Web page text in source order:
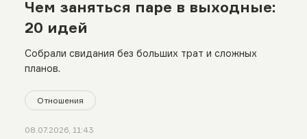
Чем заняться паре в выходные:
20 идей
Собрали свидания без больших трат и сложных
планов.
Отношения
08.07.2026, 11:43